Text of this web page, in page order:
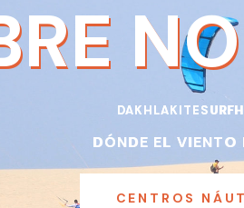
DÓNDE EL VIENTO
CENTROS